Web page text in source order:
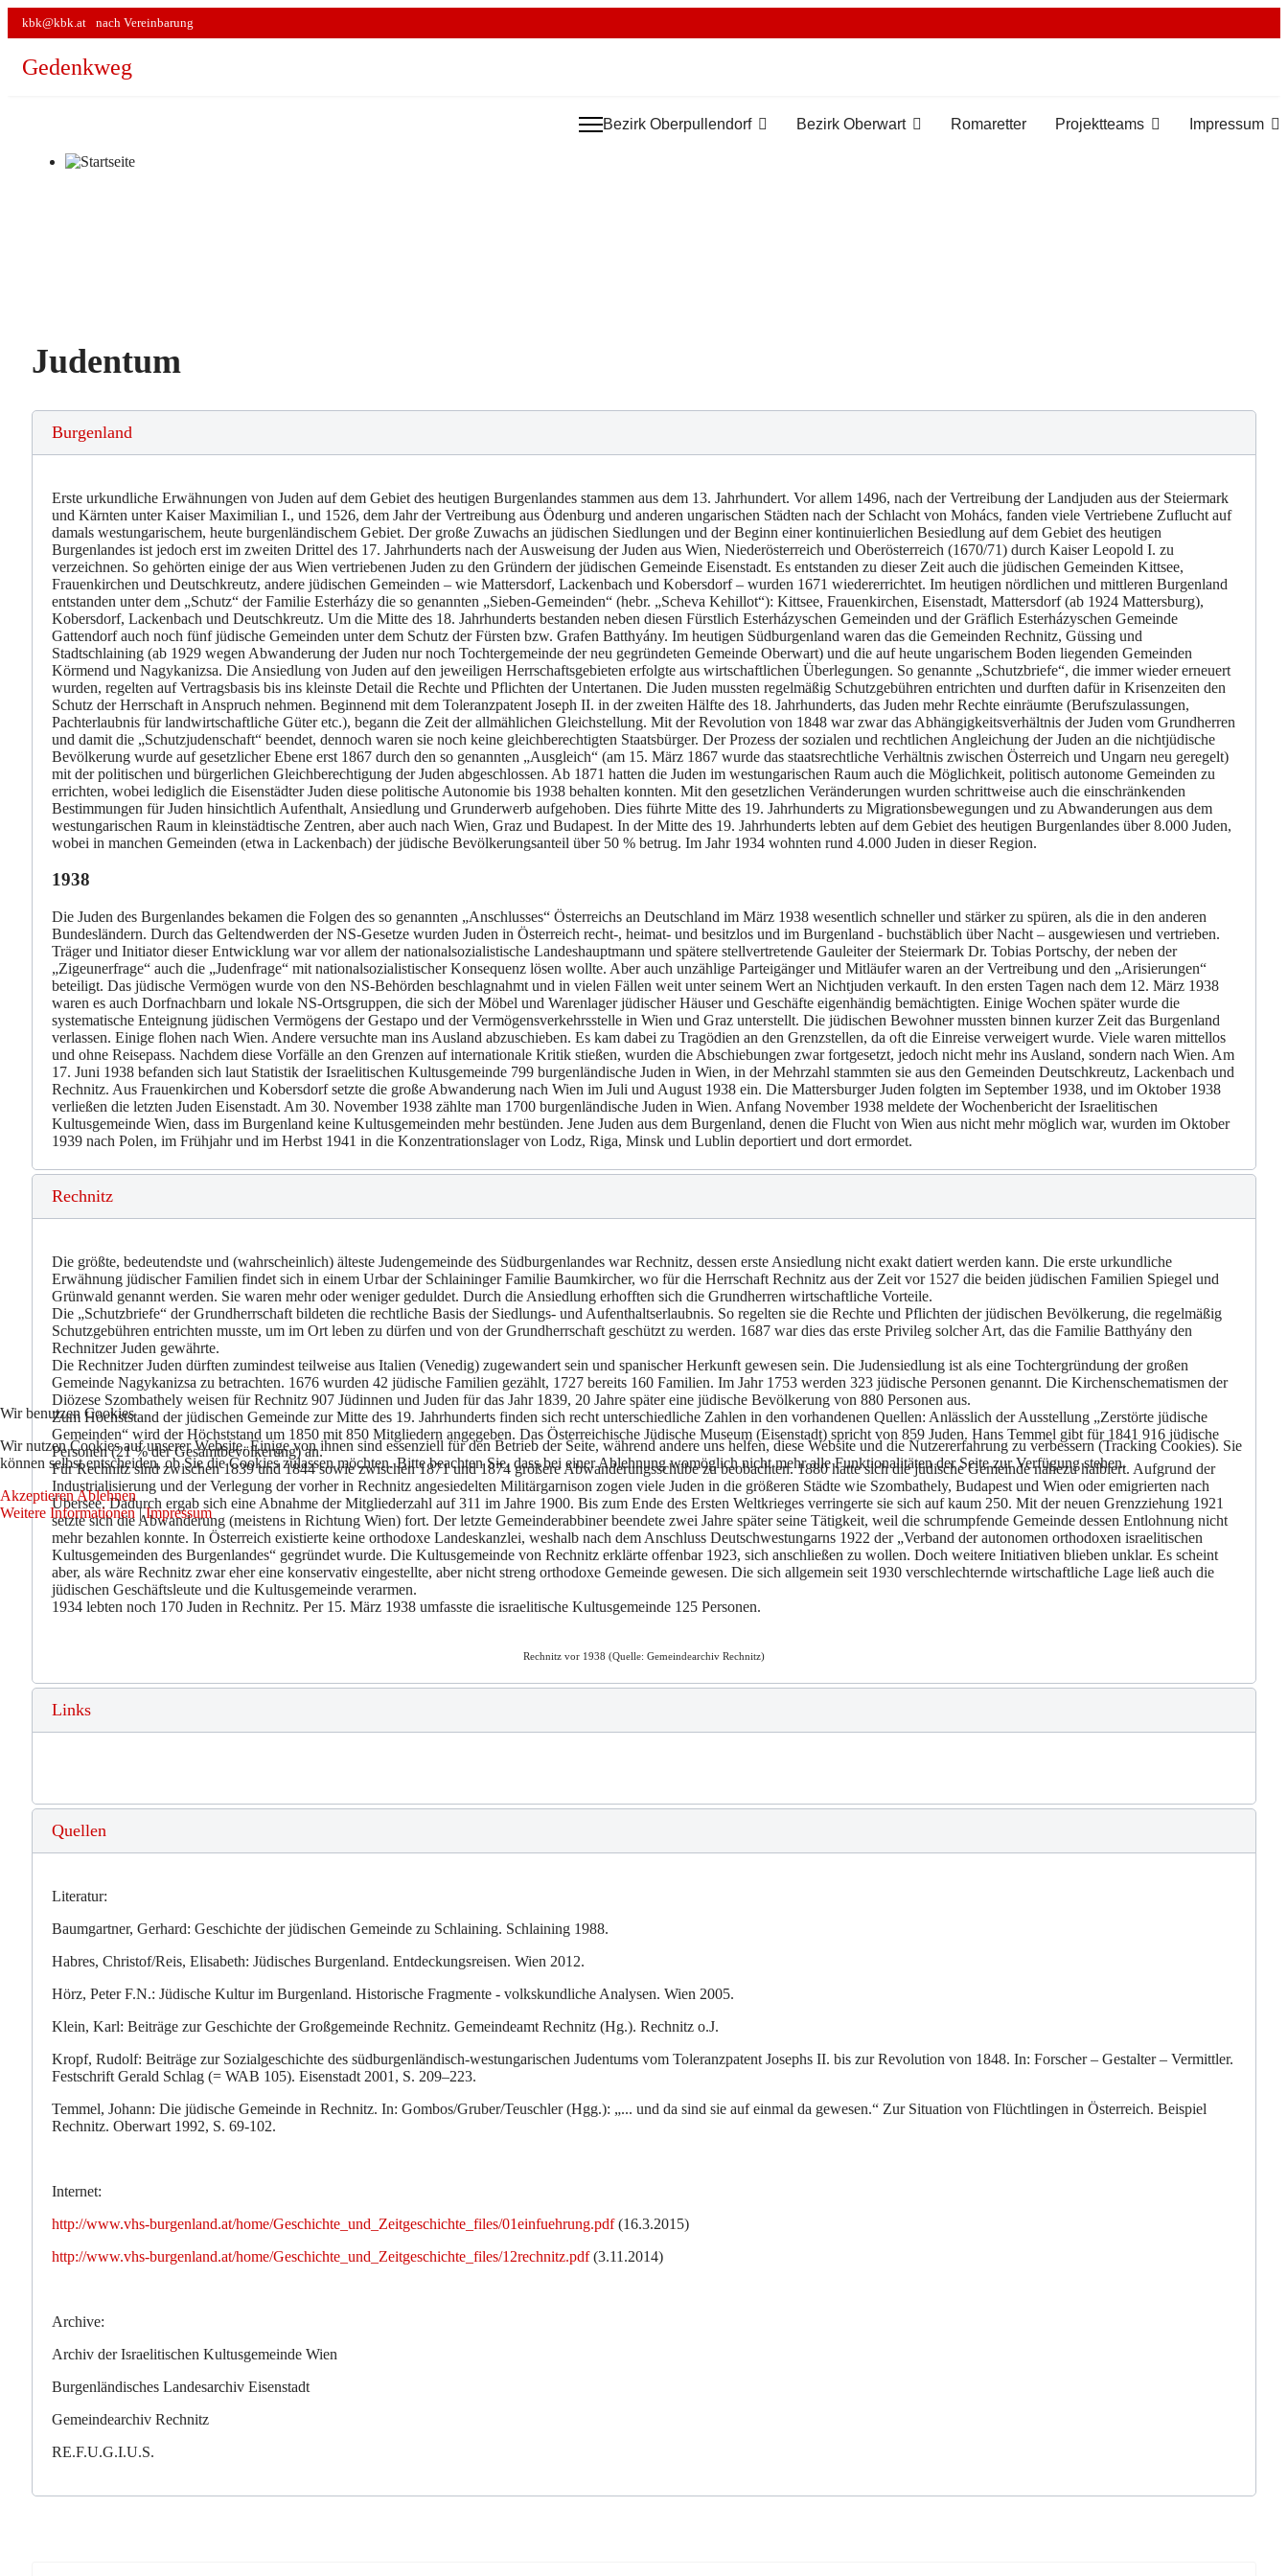
kbk@kbk.at nach Vereinbarung
Gedenkweg
Bezirk Oberpullendorf Bezirk Oberwart Romaretter Projektteams Impressum
Judentum
Burgenland
Erste urkundliche Erwähnungen von Juden auf dem Gebiet des heutigen Burgenlandes stammen aus dem 13. Jahrhundert. Vor allem 1496, nach der Vertreibung der Landjuden aus der Steiermark
und Kärnten unter Kaiser Maximilian I., und 1526, dem Jahr der Vertreibung aus Ödenburg und anderen ungarischen Städten nach der Schlacht von Mohács, fanden viele Vertriebene Zuflucht auf
damals westungarischem, heute burgenländischem Gebiet. Der große Zuwachs an jüdischen Siedlungen und der Beginn einer kontinuierlichen Besiedlung auf dem Gebiet des heutigen
Burgenlandes ist jedoch erst im zweiten Drittel des 17. Jahrhunderts nach der Ausweisung der Juden aus Wien, Niederösterreich und Oberösterreich (1670/71) durch Kaiser Leopold I. zu
verzeichnen. So gehörten einige der aus Wien vertriebenen Juden zu den Gründern der jüdischen Gemeinde Eisenstadt. Es entstanden zu dieser Zeit auch die jüdischen Gemeinden Kittsee,
Frauenkirchen und Deutschkreutz, andere jüdischen Gemeinden – wie Mattersdorf, Lackenbach und Kobersdorf – wurden 1671 wiedererrichtet. Im heutigen nördlichen und mittleren Burgenland
entstanden unter dem „Schutz“ der Familie Esterházy die so genannten „Sieben-Gemeinden“ (hebr. „Scheva Kehillot“): Kittsee, Frauenkirchen, Eisenstadt, Mattersdorf (ab 1924 Mattersburg),
Kobersdorf, Lackenbach und Deutschkreutz. Um die Mitte des 18. Jahrhunderts bestanden neben diesen Fürstlich Esterházyschen Gemeinden und der Gräflich Esterházyschen Gemeinde
Gattendorf auch noch fünf jüdische Gemeinden unter dem Schutz der Fürsten bzw. Grafen Batthyány. Im heutigen Südburgenland waren das die Gemeinden Rechnitz, Güssing und
Stadtschlaining (ab 1929 wegen Abwanderung der Juden nur noch Tochtergemeinde der neu gegründeten Gemeinde Oberwart) und die auf heute ungarischem Boden liegenden Gemeinden
Körmend und Nagykanizsa. Die Ansiedlung von Juden auf den jeweiligen Herrschaftsgebieten erfolgte aus wirtschaftlichen Überlegungen. So genannte „Schutzbriefe“, die immer wieder erneuert
wurden, regelten auf Vertragsbasis bis ins kleinste Detail die Rechte und Pflichten der Untertanen. Die Juden mussten regelmäßig Schutzgebühren entrichten und durften dafür in Krisenzeiten den
Schutz der Herrschaft in Anspruch nehmen. Beginnend mit dem Toleranzpatent Joseph II. in der zweiten Hälfte des 18. Jahrhunderts, das Juden mehr Rechte einräumte (Berufszulassungen,
Pachterlaubnis für landwirtschaftliche Güter etc.), begann die Zeit der allmählichen Gleichstellung. Mit der Revolution von 1848 war zwar das Abhängigkeitsverhältnis der Juden vom Grundherren
und damit die „Schutzjudenschaft“ beendet, dennoch waren sie noch keine gleichberechtigten Staatsbürger. Der Prozess der sozialen und rechtlichen Angleichung der Juden an die nichtjüdische
Bevölkerung wurde auf gesetzlicher Ebene erst 1867 durch den so genannten „Ausgleich“ (am 15. März 1867 wurde das staatsrechtliche Verhältnis zwischen Österreich und Ungarn neu geregelt)
mit der politischen und bürgerlichen Gleichberechtigung der Juden abgeschlossen. Ab 1871 hatten die Juden im westungarischen Raum auch die Möglichkeit, politisch autonome Gemeinden zu
errichten, wobei lediglich die Eisenstädter Juden diese politische Autonomie bis 1938 behalten konnten. Mit den gesetzlichen Veränderungen wurden schrittweise auch die einschränkenden
Bestimmungen für Juden hinsichtlich Aufenthalt, Ansiedlung und Grunderwerb aufgehoben. Dies führte Mitte des 19. Jahrhunderts zu Migrationsbewegungen und zu Abwanderungen aus dem
westungarischen Raum in kleinstädtische Zentren, aber auch nach Wien, Graz und Budapest. In der Mitte des 19. Jahrhunderts lebten auf dem Gebiet des heutigen Burgenlandes über 8.000 Juden,
wobei in manchen Gemeinden (etwa in Lackenbach) der jüdische Bevölkerungsanteil über 50 % betrug. Im Jahr 1934 wohnten rund 4.000 Juden in dieser Region.
1938
Die Juden des Burgenlandes bekamen die Folgen des so genannten „Anschlusses“ Österreichs an Deutschland im März 1938 wesentlich schneller und stärker zu spüren, als die in den anderen
Bundesländern. Durch das Geltendwerden der NS-Gesetze wurden Juden in Österreich recht-, heimat- und besitzlos und im Burgenland - buchstäblich über Nacht – ausgewiesen und vertrieben.
Träger und Initiator dieser Entwicklung war vor allem der nationalsozialistische Landeshauptmann und spätere stellvertretende Gauleiter der Steiermark Dr. Tobias Portschy, der neben der
„Zigeunerfrage“ auch die „Judenfrage“ mit nationalsozialistischer Konsequenz lösen wollte. Aber auch unzählige Parteigänger und Mitläufer waren an der Vertreibung und den „Arisierungen“
beteiligt. Das jüdische Vermögen wurde von den NS-Behörden beschlagnahmt und in vielen Fällen weit unter seinem Wert an Nichtjuden verkauft. In den ersten Tagen nach dem 12. März 1938
waren es auch Dorfnachbarn und lokale NS-Ortsgruppen, die sich der Möbel und Warenlager jüdischer Häuser und Geschäfte eigenhändig bemächtigten. Einige Wochen später wurde die
systematische Enteignung jüdischen Vermögens der Gestapo und der Vermögensverkehrsstelle in Wien und Graz unterstellt. Die jüdischen Bewohner mussten binnen kurzer Zeit das Burgenland
verlassen. Einige flohen nach Wien. Andere versuchte man ins Ausland abzuschieben. Es kam dabei zu Tragödien an den Grenzstellen, da oft die Einreise verweigert wurde. Viele waren mittellos
und ohne Reisepass. Nachdem diese Vorfälle an den Grenzen auf internationale Kritik stießen, wurden die Abschiebungen zwar fortgesetzt, jedoch nicht mehr ins Ausland, sondern nach Wien. Am
17. Juni 1938 befanden sich laut Statistik der Israelitischen Kultusgemeinde 799 burgenländische Juden in Wien, in der Mehrzahl stammten sie aus den Gemeinden Deutschkreutz, Lackenbach und
Rechnitz. Aus Frauenkirchen und Kobersdorf setzte die große Abwanderung nach Wien im Juli und August 1938 ein. Die Mattersburger Juden folgten im September 1938, und im Oktober 1938
verließen die letzten Juden Eisenstadt. Am 30. November 1938 zählte man 1700 burgenländische Juden in Wien. Anfang November 1938 meldete der Wochenbericht der Israelitischen
Kultusgemeinde Wien, dass im Burgenland keine Kultusgemeinden mehr bestünden. Jene Juden aus dem Burgenland, denen die Flucht von Wien aus nicht mehr möglich war, wurden im Oktober
1939 nach Polen, im Frühjahr und im Herbst 1941 in die Konzentrationslager von Lodz, Riga, Minsk und Lublin deportiert und dort ermordet.
Rechnitz
Die größte, bedeutendste und (wahrscheinlich) älteste Judengemeinde des Südburgenlandes war Rechnitz, dessen erste Ansiedlung nicht exakt datiert werden kann. Die erste urkundliche
Erwähnung jüdischer Familien findet sich in einem Urbar der Schlaininger Familie Baumkircher, wo für die Herrschaft Rechnitz aus der Zeit vor 1527 die beiden jüdischen Familien Spiegel und
Grünwald genannt werden. Sie waren mehr oder weniger geduldet. Durch die Ansiedlung erhofften sich die Grundherren wirtschaftliche Vorteile.
Die „Schutzbriefe“ der Grundherrschaft bildeten die rechtliche Basis der Siedlungs- und Aufenthaltserlaubnis. So regelten sie die Rechte und Pflichten der jüdischen Bevölkerung, die regelmäßig
Schutzgebühren entrichten musste, um im Ort leben zu dürfen und von der Grundherrschaft geschützt zu werden. 1687 war dies das erste Privileg solcher Art, das die Familie Batthyány den
Rechnitzer Juden gewährte.
Die Rechnitzer Juden dürften zumindest teilweise aus Italien (Venedig) zugewandert sein und spanischer Herkunft gewesen sein. Die Judensiedlung ist als eine Tochtergründung der großen
Gemeinde Nagykanizsa zu betrachten. 1676 wurden 42 jüdische Familien gezählt, 1727 bereits 160 Familien. Im Jahr 1753 werden 323 jüdische Personen genannt. Die Kirchenschematismen der
Diözese Szombathely weisen für Rechnitz 907 Jüdinnen und Juden für das Jahr 1839, 20 Jahre später eine jüdische Bevölkerung von 880 Personen aus.
Zum Höchststand der jüdischen Gemeinde zur Mitte des 19. Jahrhunderts finden sich recht unterschiedliche Zahlen in den vorhandenen Quellen: Anlässlich der Ausstellung „Zerstörte jüdische
Gemeinden“ wird der Höchststand um 1850 mit 850 Mitgliedern angegeben. Das Österreichische Jüdische Museum (Eisenstadt) spricht von 859 Juden. Hans Temmel gibt für 1841 916 jüdische
Personen (21 % der Gesamtbevölkerung) an.
Für Rechnitz sind zwischen 1839 und 1844 sowie zwischen 1871 und 1874 größere Abwanderungsschübe zu beobachten. 1880 hatte sich die jüdische Gemeinde nahezu halbiert. Aufgrund der
Industrialisierung und der Verlegung der vorher in Rechnitz angesiedelten Militärgarnison zogen viele Juden in die größeren Städte wie Szombathely, Budapest und Wien oder emigrierten nach
Übersee. Dadurch ergab sich eine Abnahme der Mitgliederzahl auf 311 im Jahre 1900. Bis zum Ende des Ersten Weltkrieges verringerte sie sich auf kaum 250. Mit der neuen Grenzziehung 1921
setzte sich die Abwanderung (meistens in Richtung Wien) fort. Der letzte Gemeinderabbiner beendete zwei Jahre später seine Tätigkeit, weil die schrumpfende Gemeinde dessen Entlohnung nicht
mehr bezahlen konnte. In Österreich existierte keine orthodoxe Landeskanzlei, weshalb nach dem Anschluss Deutschwestungarns 1922 der „Verband der autonomen orthodoxen israelitischen
Kultusgemeinden des Burgenlandes“ gegründet wurde. Die Kultusgemeinde von Rechnitz erklärte offenbar 1923, sich anschließen zu wollen. Doch weitere Initiativen blieben unklar. Es scheint
aber, als wäre Rechnitz zwar eher eine konservativ eingestellte, aber nicht streng orthodoxe Gemeinde gewesen. Die sich allgemein seit 1930 verschlechternde wirtschaftliche Lage ließ auch die
jüdischen Geschäftsleute und die Kultusgemeinde verarmen.
1934 lebten noch 170 Juden in Rechnitz. Per 15. März 1938 umfasste die israelitische Kultusgemeinde 125 Personen.
Rechnitz vor 1938 (Quelle: Gemeindearchiv Rechnitz)
Links
Quellen
Literatur:
Baumgartner, Gerhard: Geschichte der jüdischen Gemeinde zu Schlaining. Schlaining 1988.
Habres, Christof/Reis, Elisabeth: Jüdisches Burgenland. Entdeckungsreisen. Wien 2012.
Hörz, Peter F.N.: Jüdische Kultur im Burgenland. Historische Fragmente - volkskundliche Analysen. Wien 2005.
Klein, Karl: Beiträge zur Geschichte der Großgemeinde Rechnitz. Gemeindeamt Rechnitz (Hg.). Rechnitz o.J.
Kropf, Rudolf: Beiträge zur Sozialgeschichte des südburgenländisch-westungarischen Judentums vom Toleranzpatent Josephs II. bis zur Revolution von 1848. In: Forscher – Gestalter – Vermittler.
Festschrift Gerald Schlag (= WAB 105). Eisenstadt 2001, S. 209–223.
Temmel, Johann: Die jüdische Gemeinde in Rechnitz. In: Gombos/Gruber/Teuschler (Hgg.): „... und da sind sie auf einmal da gewesen.“ Zur Situation von Flüchtlingen in Österreich. Beispiel
Rechnitz. Oberwart 1992, S. 69-102.
Internet:
http://www.vhs-burgenland.at/home/Geschichte_und_Zeitgeschichte_files/01einfuehrung.pdf(16.3.2015)
http://www.vhs-burgenland.at/home/Geschichte_und_Zeitgeschichte_files/12rechnitz.pdf(3.11.2014)
Archive:
Archiv der Israelitischen Kultusgemeinde Wien
Burgenländisches Landesarchiv Eisenstadt
Gemeindearchiv Rechnitz
RE.F.U.G.I.U.S.
Wir benutzen Cookies
Wir nutzen Cookies auf unserer Website. Einige von ihnen sind essenziell für den Betrieb der Seite, während andere uns helfen, diese Website und die Nutzererfahrung zu verbessern (Tracking Cookies). Sie
können selbst entscheiden, ob Sie die Cookies zulassen möchten. Bitte beachten Sie, dass bei einer Ablehnung womöglich nicht mehr alle Funktionalitäten der Seite zur Verfügung stehen.
AkzeptierenAblehnen
Weitere Informationen|Impressum